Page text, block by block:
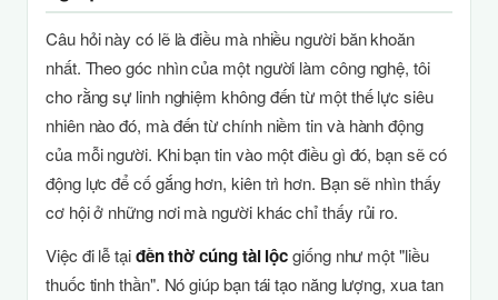
Câu hỏi này có lẽ là điều mà nhiều người băn khoăn
nhất. Theo góc nhìn của một người làm công nghệ, tôi
cho rằng sự linh nghiệm không đến từ một thế lực siêu
nhiên nào đó, mà đến từ chính niềm tin và hành động
của mỗi người. Khi bạn tin vào một điều gì đó, bạn sẽ có
động lực để cố gắng hơn, kiên trì hơn. Bạn sẽ nhìn thấy
cơ hội ở những nơi mà người khác chỉ thấy rủi ro.
Việc đi lễ tạiđền thờ cúng tài lộcgiống như một "liều
thuốc tinh thần". Nó giúp bạn tái tạo năng lượng, xua tan